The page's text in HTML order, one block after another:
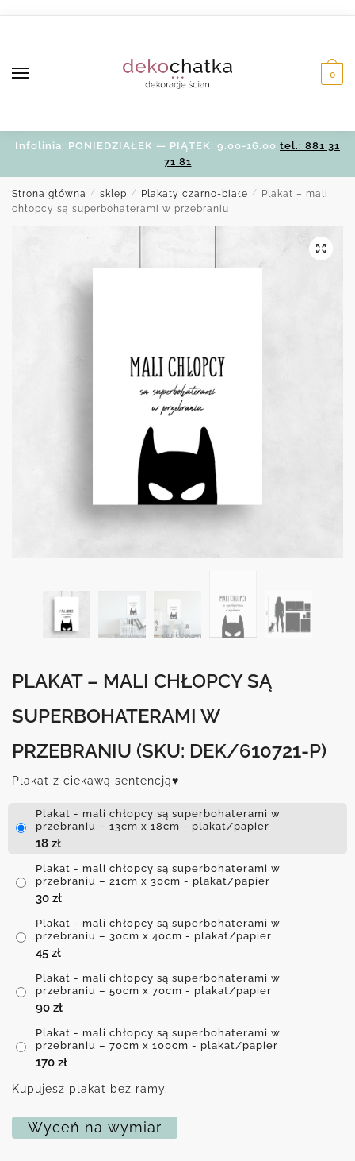
0
Infolinia: PONIEDZIAŁEK — PIĄTEK: 9.00-16.00 tel.: 881 31
71 81
Strona główna / sklep / Plakaty czarno-białe /
Plakat – mali
chłopcy są superbohaterami w przebraniu
PLAKAT – MALI CHŁOPCY SĄ
SUPERBOHATERAMI W
PRZEBRANIU (SKU: DEK/610721-P)
Plakat z ciekawą sentencją♥
Plakat - mali chłopcy są superbohaterami w
przebraniu – 13cm x 18cm - plakat/papier
18 zł
Plakat - mali chłopcy są superbohaterami w
przebraniu – 21cm x 30cm - plakat/papier
30 zł
Plakat - mali chłopcy są superbohaterami w
przebraniu – 30cm x 40cm - plakat/papier
45 zł
Plakat - mali chłopcy są superbohaterami w
przebraniu – 50cm x 70cm - plakat/papier
90 zł
Plakat - mali chłopcy są superbohaterami w
przebraniu – 70cm x 100cm - plakat/papier
170 zł
Kupujesz plakat bez ramy.
Wyceń na wymiar